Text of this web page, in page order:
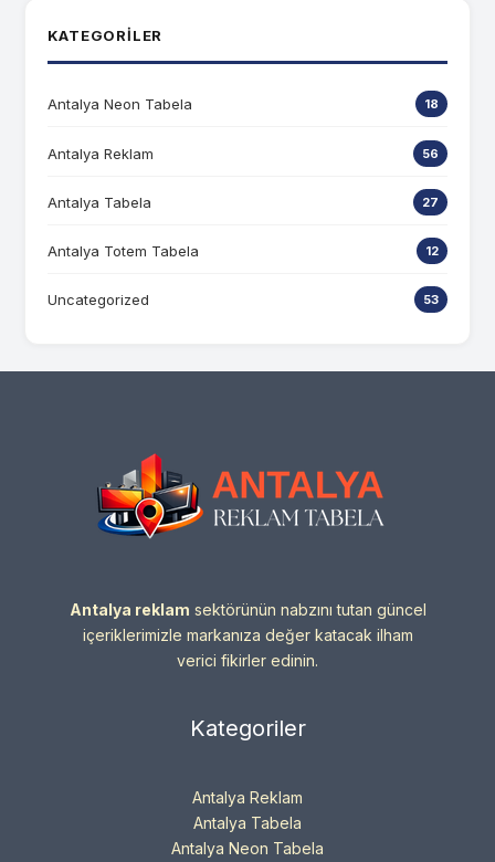
KATEGORILER
Antalya Neon Tabela 18
Antalya Reklam 56
Antalya Tabela 27
Antalya Totem Tabela 12
Uncategorized 53
Antalya reklam sektörünün nabzını tutan güncel
içeriklerimizle markanıza değer katacak ilham
verici fikirler edinin.
Kategoriler
Antalya Reklam
Antalya Tabela
Antalya Neon Tabela